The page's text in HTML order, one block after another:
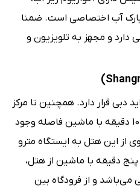
پارک آب اختصاصی است. ضمنا
دارد و مجهز به تلویزیون و
دبی قرار دارد. همچنین تا مرکز
خرید دبی‌مال و برج خلیفه تنها 10 دقیقه با ماشین فاصله وجود
پیاده‌‌روی از این هتل به ایستگاه مترو
دقیقه با ماشین از هتل،
می‌باشد و از فرودگاه بین